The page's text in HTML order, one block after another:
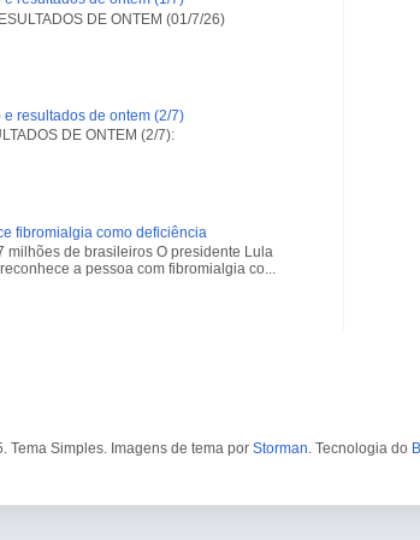
DE ONTEM (01/7/26)
resultados de ontem (2/7)
DE ONTEM (2/7):
fibromialgia como deficiência
milhões de brasileiros O presidente Lula
a pessoa com fibromialgia co...
Tema Simples. Imagens de tema por Storman. Tecnologia do